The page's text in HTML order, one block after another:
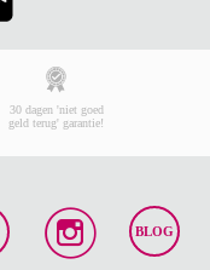
30 dagen 'niet goed
geld terug' garantie!
BLOG